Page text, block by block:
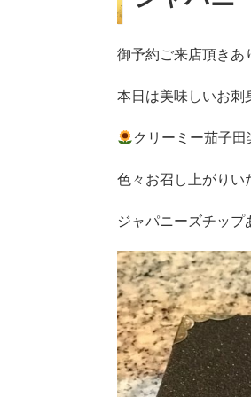
御予約ご来店頂きあ
本日は美味しいお
クリーミー茄子
色々お召し上がりい
ジャパニーズチッ